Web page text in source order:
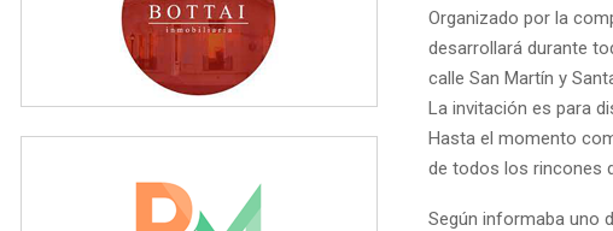
Organizado por la
desarrollará durante
calle San Martín y
La invitación es para
Hasta el momento
de todos los rincones
Según informaba uno